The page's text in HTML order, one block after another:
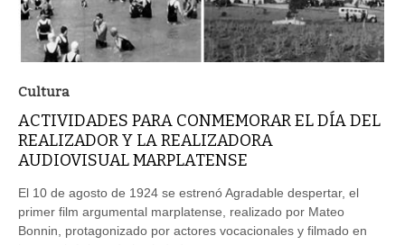
ACTIVIDADES PARA CONMEMORAR EL DÍA DEL
REALIZADOR Y LA REALIZADORA
AUDIOVISUAL MARPLATENSE
primer film argumental marplatense, realizado por Mateo
Bonnin, protagonizado por actores vocacionales y filmado en
lugares icónicos de la ciudad.